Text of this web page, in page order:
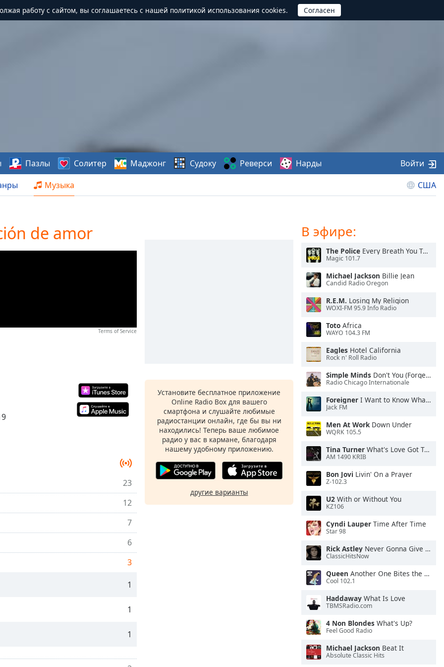
работу с сайтом, вы соглашаетесь с нашей политикой использования cookies.
Музыка США
Пазлы Солитер Маджонг Судоку Реверси Нарды Войти
de amor
Terms of Service
23
12
7
6
3
1
1
1
Установите бесплатное приложение
Online Radio Box для вашего
смартфона и слушайте любимые
радиостанции онлайн, где бы вы ни
находились! Теперь ваше любимое
радио у вас в кармане, благодаря
нашему удобному приложению.
другие варианты
В эфире:
The Police Every Breath You Take
Magic 101.7
Michael Jackson Billie Jean
Candid Radio Oregon
R.E.M. Losing My Religion
WOXI-FM 95.9 Info Radio
Toto Africa
WAYO 104.3 FM
Eagles Hotel California
Rock n' Roll Radio
Simple Minds Don't You (Forget About Me)
Radio Chicago Internationale
Foreigner I Want to Know What Love Is
Jack FM
Men At WorkDown Under
WQRK 105.5
Tina Turner What's Love Got To Do With It
AM 1490 KRIB
Bon Jovi Livin' On a Prayer
Z-102.3
U2 With or Without You
KZ106
Cyndi Lauper Time After Time
Star 98
Rick Astley Never Gonna Give You Up
ClassicHitsNow
Queen Another One Bites the Dust
Cool 102.1
Haddaway What Is Love
TBMSRadio.com
4 Non Blondes What's Up?
Feel Good Radio
Michael Jackson Beat It
Absolute Classic Hits